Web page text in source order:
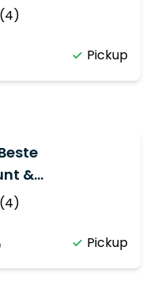
(4)
Pickup
&
Tour
(4)
Pickup